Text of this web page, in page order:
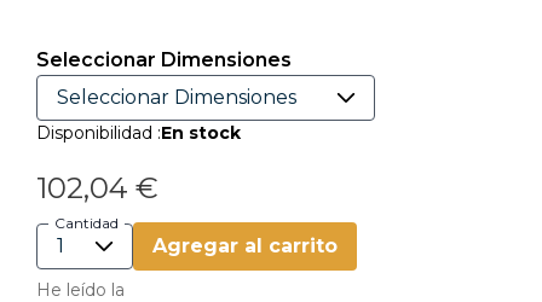
Seleccionar Dimensiones
Disponibilidad :En stock
102,04 €
Cantidad
Agregar al carrito
He leído la